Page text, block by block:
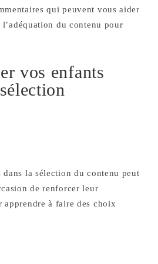
qui peuvent vous aider
du contenu pour
vos enfants
la sélection du contenu peut
de renforcer leur
apprendre à faire des choix